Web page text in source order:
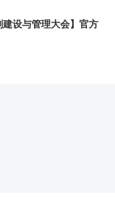
设与管理大会】官方